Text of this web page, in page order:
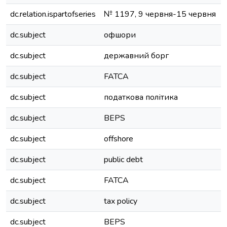
dc.relation.ispartofseries
№ 1197, 9 червня-15 червня
dc.subject
офшори
dc.subject
державний борг
dc.subject
FATCA
dc.subject
податкова політика
dc.subject
BEPS
dc.subject
offshore
dc.subject
public debt
dc.subject
FATCA
dc.subject
tax policy
dc.subject
BEPS